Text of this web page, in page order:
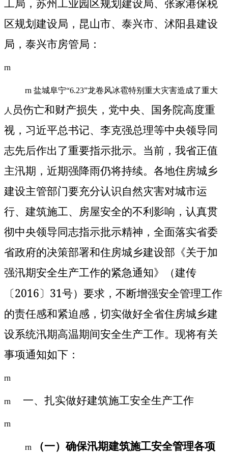
工局， 苏州工业园区规划建设局、张家港保税
区规划建设局，昆山市、泰兴市、沭阳县建设
局，泰兴市房管局：
rn
rn 盐城阜宁“6.23”龙卷风冰雹特别重大灾害造成了重大
人 员伤亡和财产损失，党中央、国务院高度重
视 ， 习近平总书记、 李克强总理等中央领导同
志先后作出了重要指示批示。 当前，我省正值
主汛期，近期强降雨仍将持续。各地住房城乡
建设主管部门要充分认识自然灾害对城市运
行、建筑施工、房屋安全的不利影响， 认真贯
彻中央领导同志指示批示精神，全面落实省委
省政府的决策部署和住房城乡建设部《关于加
强汛期安全生产工作的紧急通知》（建传
〔2016〕31号） 要求，不断增强安全管理工作
的责任感和紧迫感，切实做好全省住房城乡建
设系统汛期高温期间安全生产工作。 现将有关
事项通知如下 ：
rn
rn 一、 扎实做好建筑施工安全生产工作
rn
rn （一）确保汛期建筑施工安全管理各项